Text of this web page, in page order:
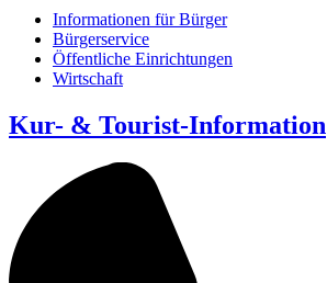
Informationen für Bürger
Bürgerservice
Öffentliche Einrichtungen
Wirtschaft
Kur- & Tourist-Information